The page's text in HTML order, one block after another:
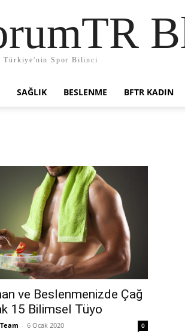
Türkiye'nin Spor Bilinci
SAĞLIK BESLENME BFTR KADIN
ve Beslenmenizde Çağ
15 Bilimsel Tüyo
- 6 Ocak 2020 0